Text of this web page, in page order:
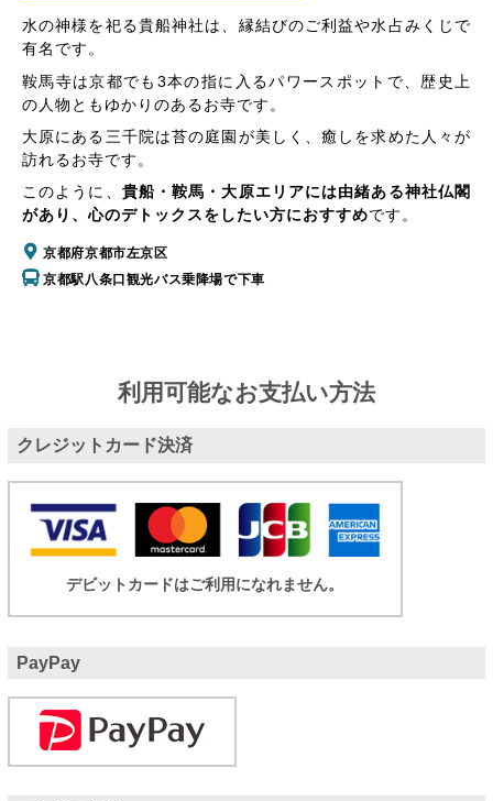
水の神様を祀る貴船神社は、縁結びのご利益や水占みくじで
有名です。
鞍馬寺は京都でも3本の指に入るパワースポットで、歴史上
の人物ともゆかりのあるお寺です。
大原にある三千院は苔の庭園が美しく、癒しを求めた人々が
訪れるお寺です。
このように、 貴船・鞍馬・大原エリアには由緒ある神社仏閣
があり、心のデトックスをしたい方におすすめです。
京都府京都市左京区
京都駅八条口観光バス乗降場で下車
利用可能なお支払い方法
クレジットカード決済
デビットカードはご利用になれません。
PayPay